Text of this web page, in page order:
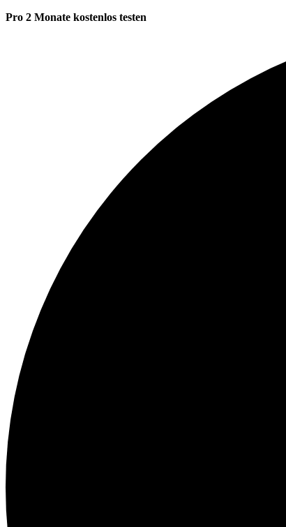
Pro 2 Monate kostenlos testen